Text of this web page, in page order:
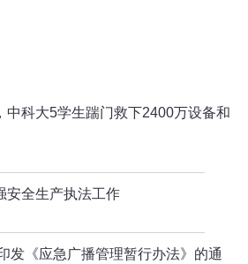
中科大5学生踹门救下2400万设备和
安全生产执法工作
发《应急广播管理暂行办法》的通